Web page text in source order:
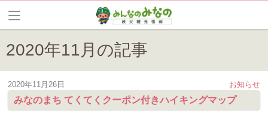
2020年11月の記事
お知らせ
2020年11月26日
みなのまち てくてくクーポン付きハイキングマップ